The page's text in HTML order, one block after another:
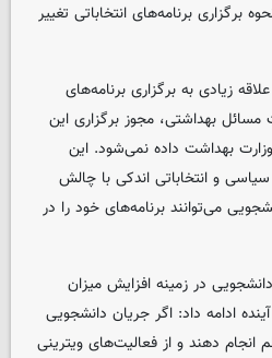
برگزاری برنامه‌های انتخاباتی تغییر
زیادی به برگزاری برنامه‌های
مسائل بهداشتی، مجوز برگزاری این
بهداشت داده نمی‌شود. این
و انتخاباتی اندکی با چالش
می‌توانند برنامه‌های خود را در
در زمینه افزایش میزان
ادامه داد: اگر جریان دانشجویی
انجام دهند و از فعالیت‌های ویترینی